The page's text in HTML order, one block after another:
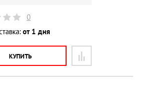
0
от 1 дня
КУПИТЬ